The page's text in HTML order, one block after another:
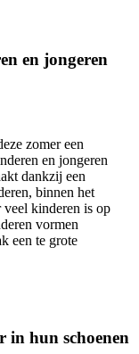
en jongeren
zomer een
en jongeren
dankzij een
binnen het
veel kinderen is op
vormen
een te grote
in hun schoenen